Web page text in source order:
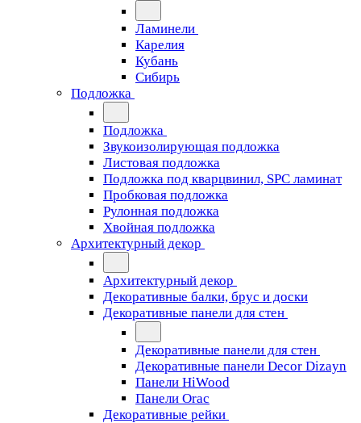
Ламинели
Карелия
Кубань
Сибирь
Подложка
Подложка
Звукоизолирующая подложка
Листовая подложка
Подложка под кварцвинил, SPC ламинат
Пробковая подложка
Рулонная подложка
Хвойная подложка
Архитектурный декор
Архитектурный декор
Декоративные балки, брус и доски
Декоративные панели для стен
Декоративные панели для стен
Декоративные панели Decor Dizayn
Панели HiWood
Панели Orac
Декоративные рейки